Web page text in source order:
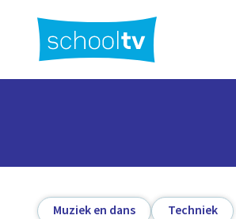
hoofdinhoud
Muziek en dans Techniek